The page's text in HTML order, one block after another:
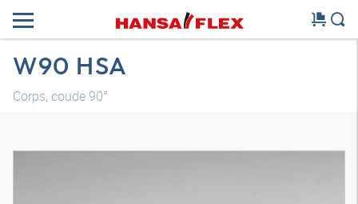
W90 HSA
Corps, coude 90°